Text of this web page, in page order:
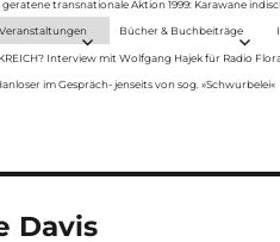
transnationale Aktion 1999: Karawane
Veranstaltungen Bücher & Buchbeiträge
Interview mit Wolfgang Hajek für Radio
im Gespräch- jenseits von sog. »Schwurbelei«
Davis